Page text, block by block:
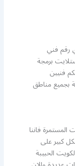
رقم فني
برمجة
فنيين
بجميع مناطق
فاننا
كبير على
الحبيبة